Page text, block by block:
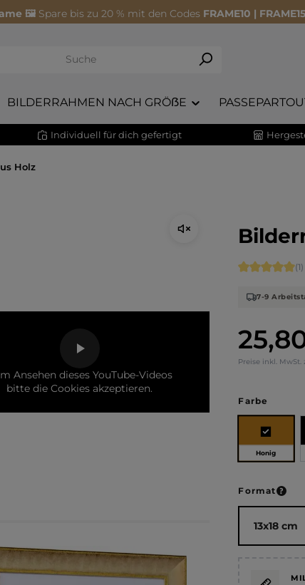
🖼️ Spare bis zu 20 % mit den Codes FRAME10 |
BILDERRAHMEN NACH GRÖẞE
Individuell für dich gefertigt
Holz
Ansehen dieses YouTube-Videos
bitte die Cookies akzeptieren.
Regulärer
Preise inkl. MwSt.
(1)
7-9
Farbe
Honig
Format